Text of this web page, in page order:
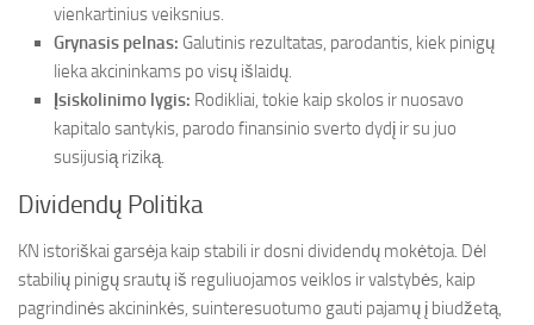
vienkartinius veiksnius.
Grynasis pelnas: Galutinis rezultatas, parodantis, kiek pinigų
lieka akcininkams po visų išlaidų.
Įsiskolinimo lygis: Rodikliai, tokie kaip skolos ir nuosavo
kapitalo santykis, parodo finansinio sverto dydį ir su juo
susijusią riziką.
Dividendų Politika
KN istoriškai garsėja kaip stabili ir dosni dividendų mokėtoja. Dėl
stabilių pinigų srautų iš reguliuojamos veiklos ir valstybės, kaip
pagrindinės akcininkės, suinteresuotumo gauti pajamų į biudžetą,